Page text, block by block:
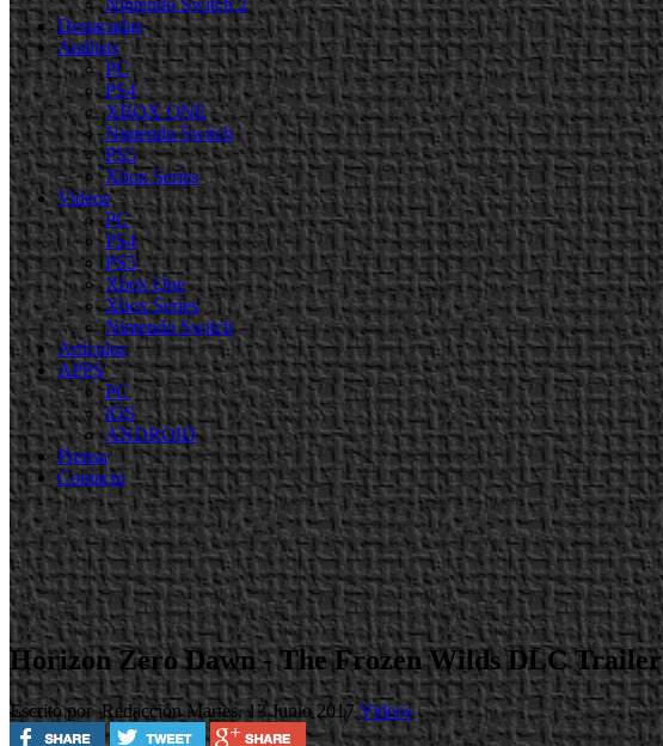
Nintendo Switch 2
Destacadas
Análisis
PC
PS4
XBOX ONE
Nintendo Switch
PS5
Xbox Series
Videos
PC
PS4
PS5
Xbox One
Xbox Series
Nintendo Switch
Artículos
APPS
PC
iOS
ANDROID
Prensa
Contacto
Horizon Zero Dawn - The Frozen Wilds DLC Trailer
Escrito por RedacciónMartes, 13 Junio 2017Videos